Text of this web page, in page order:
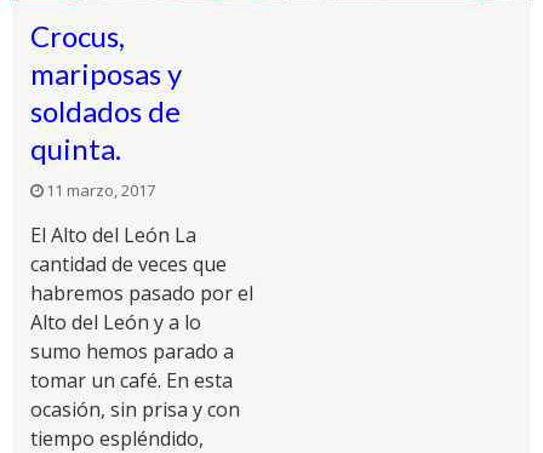
Crocus,
mariposas y
soldados de
quinta.
11 marzo, 2017
El Alto del León La
cantidad de veces que
habremos pasado por el
Alto del León y a lo
sumo hemos parado a
tomar un café. En esta
ocasión, sin prisa y con
tiempo espléndido,